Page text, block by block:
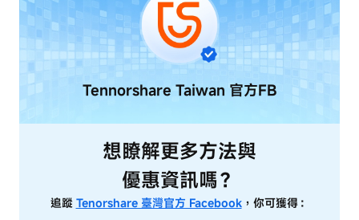
Tennorshare Taiwan 官方FB
想瞭解更多方法與
優惠資訊嗎？
追蹤 Tenorshare 臺灣官方 Facebook，你可獲得：